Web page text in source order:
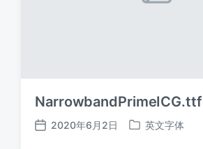
NarrowbandPrimeICG.ttf
发
2020年6月2日
发
英文字体